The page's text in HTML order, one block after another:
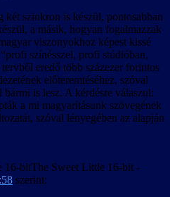
két szinkron is készül, pontosabban
a másik, hogyan fogalmazzak
viszonyokhoz képest kissé
színésszel, profi stúdióban,
eredő több százezer forintos
előteremtéséhez, szóval
is lesz. A kérdésre válaszul:
a mi magyarításunk szövegének
szóval lényegében az alapján
The Sweet Little 16-bit -
szerint: